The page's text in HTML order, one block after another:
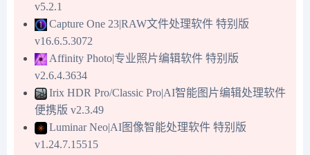
v5.2.1
Capture One 23|RAW文件处理软件 特别版
v16.6.5.3072
Affinity Photo|专业照片编辑软件 特别版
v2.6.4.3634
Irix HDR Pro/Classic Pro|AI智能图片编辑处理软件
便携版 v2.3.49
Luminar Neo|AI图像智能处理软件 特别版
v1.24.7.15515